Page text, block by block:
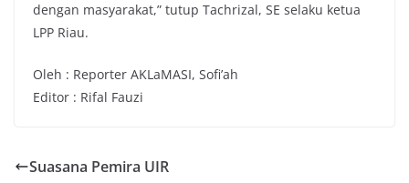
dengan masyarakat,” tutup Tachrizal, SE selaku ketua
LPP Riau.
Oleh : Reporter AKLaMASI, Sofi’ah
Editor : Rifal Fauzi
Suasana Pemira UIR